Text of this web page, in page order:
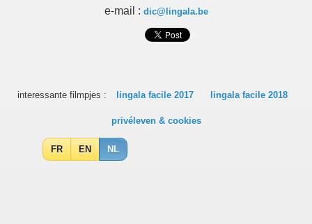
e-mail : dic@lingala.be
interessante filmpjes : lingala facile 2017 lingala facile 2018
privéleven & cookies
FR EN NL